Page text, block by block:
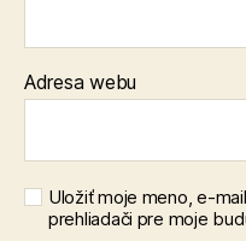
Adresa webu
Uložiť moje meno, e-
prehliadači pre moje